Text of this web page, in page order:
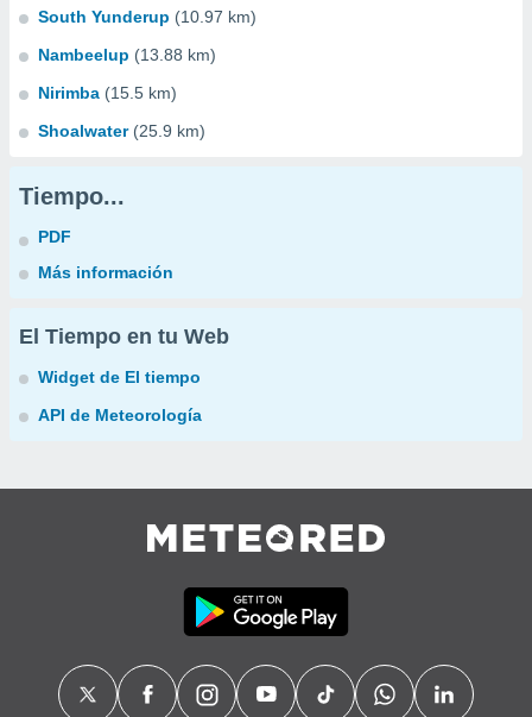
South Yunderup (10.97 km)
Nambeelup (13.88 km)
Nirimba (15.5 km)
Shoalwater (25.9 km)
Tiempo...
PDF
Más información
El Tiempo en tu Web
Widget de El tiempo
API de Meteorología